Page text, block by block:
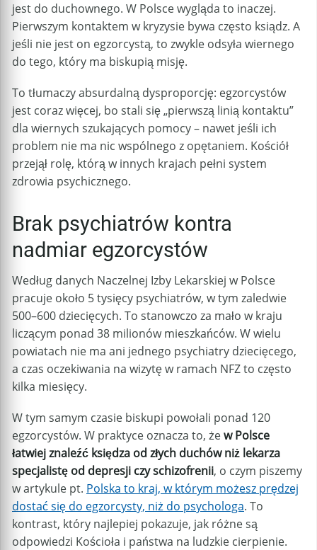
jest do duchownego. W Polsce wygląda to inaczej.
Pierwszym kontaktem w kryzysie bywa często ksiądz. A
jeśli nie jest on egzorcystą, to zwykle odsyła wiernego
do tego, który ma biskupią misję.
To tłumaczy absurdalną dysproporcję: egzorcystów
jest coraz więcej, bo stali się „pierwszą linią kontaktu”
dla wiernych szukających pomocy – nawet jeśli ich
problem nie ma nic wspólnego z opętaniem. Kościół
przejął rolę, którą w innych krajach pełni system
zdrowia psychicznego.
Brak psychiatrów kontra
nadmiar egzorcystów
Według danych Naczelnej Izby Lekarskiej w Polsce
pracuje około 5 tysięcy psychiatrów, w tym zaledwie
500–600 dziecięcych. To stanowczo za mało w kraju
liczącym ponad 38 milionów mieszkańców. W wielu
powiatach nie ma ani jednego psychiatry dziecięcego,
a czas oczekiwania na wizytę w ramach NFZ to często
kilka miesięcy.
W tym samym czasie biskupi powołali ponad 120
egzorcystów. W praktyce oznacza to, żew Polsce
łatwiej znaleźć księdza od złych duchów niż lekarza
specjalistę od depresji czy schizofrenii, o czym piszemy
w artykule pt. Polska to kraj, w którym możesz prędzej
dostać się do egzorcysty, niż do psychologa. To
kontrast, który najlepiej pokazuje, jak różne są
odpowiedzi Kościoła i państwa na ludzkie cierpienie.